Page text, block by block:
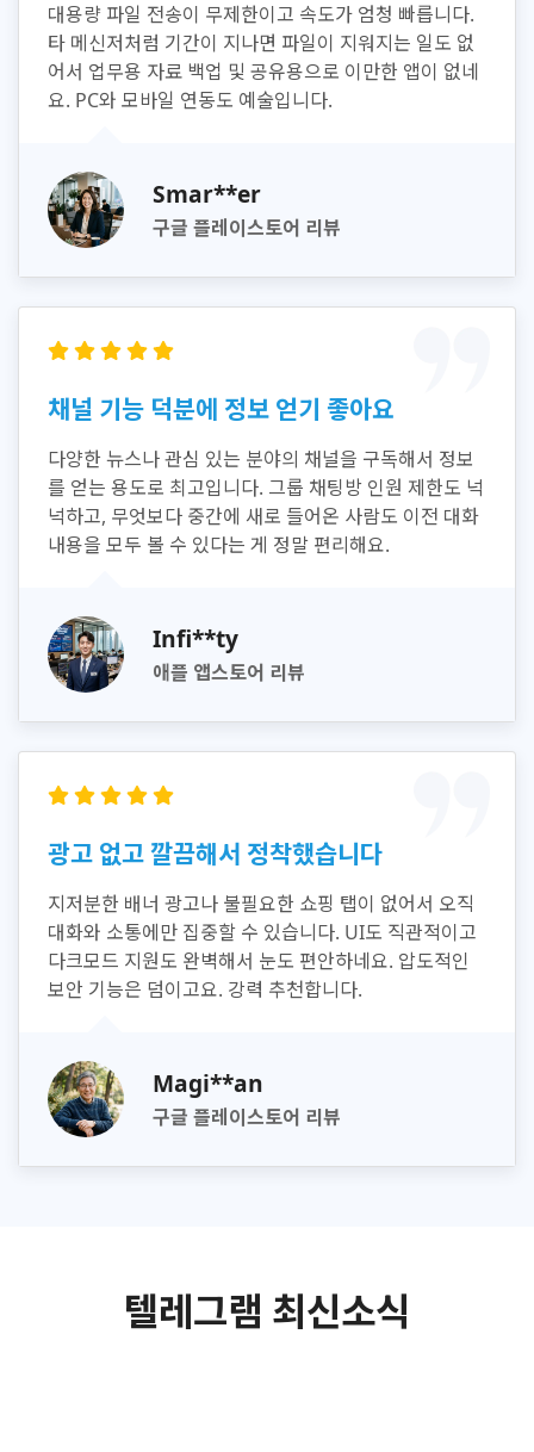
대용량 파일 전송이 무제한이고 속도가 엄청 빠릅니다.
타 메신저처럼 기간이 지나면 파일이 지워지는 일도 없
어서 업무용 자료 백업 및 공유용으로 이만한 앱이 없네
요. PC와 모바일 연동도 예술입니다.
Smar**er
구글 플레이스토어 리뷰
채널 기능 덕분에 정보 얻기 좋아요
다양한 뉴스나 관심 있는 분야의 채널을 구독해서 정보
를 얻는 용도로 최고입니다. 그룹 채팅방 인원 제한도 넉
넉하고, 무엇보다 중간에 새로 들어온 사람도 이전 대화
내용을 모두 볼 수 있다는 게 정말 편리해요.
Infi**ty
애플 앱스토어 리뷰
광고 없고 깔끔해서 정착했습니다
지저분한 배너 광고나 불필요한 쇼핑 탭이 없어서 오직
대화와 소통에만 집중할 수 있습니다. UI도 직관적이고
다크모드 지원도 완벽해서 눈도 편안하네요. 압도적인
보안 기능은 덤이고요. 강력 추천합니다.
Magi**an
구글 플레이스토어 리뷰
텔레그램 최신소식